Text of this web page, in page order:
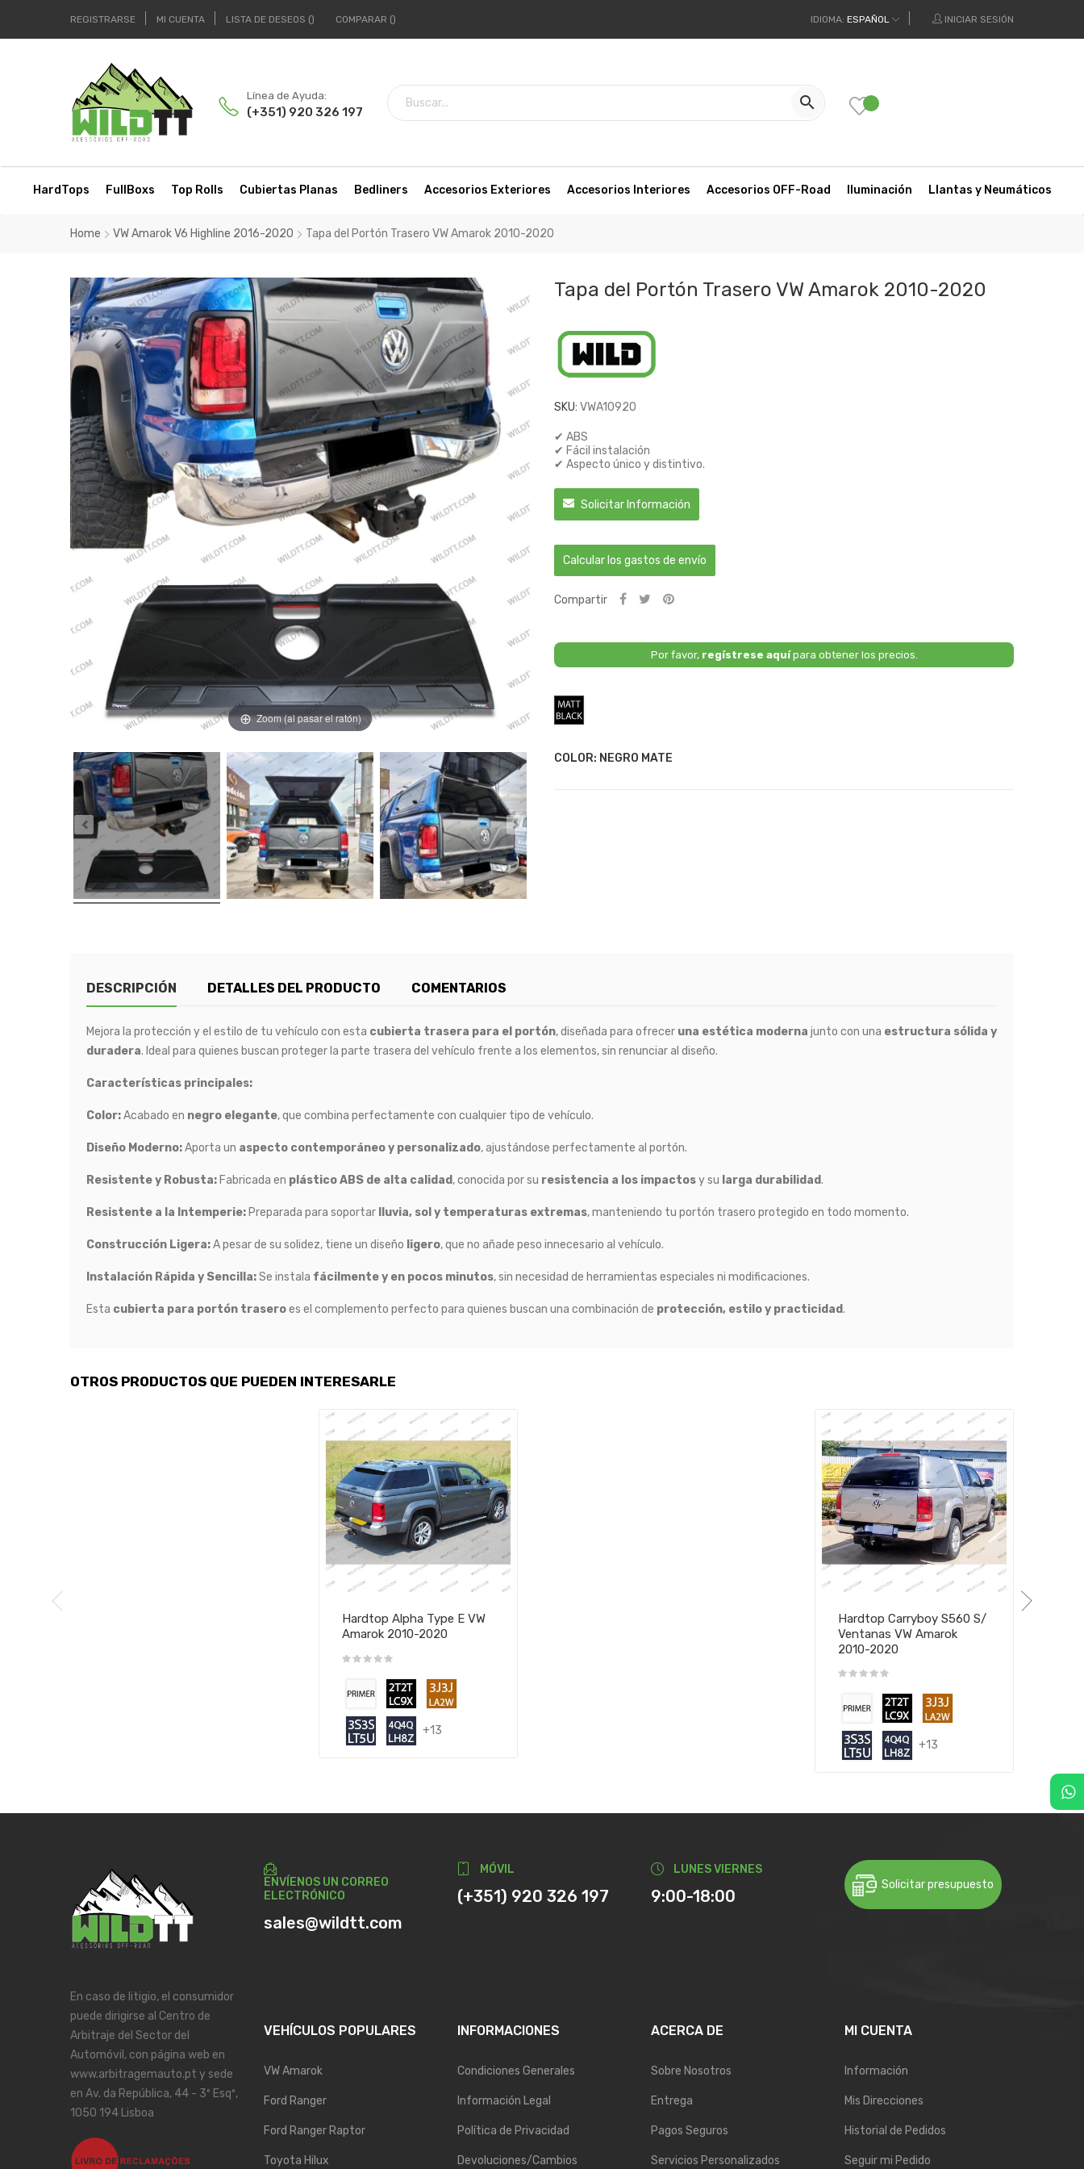
REGISTRARSE MI CUENTA LISTA DE DESEOS COMPARAR IDIOMA: ESPAÑOL INICIAR SESIÓN
Línea de Ayuda:
(+351) 920 326 197

HardTops FullBoxs Top Rolls Cubiertas Planas Bedliners Accesorios Exteriores Accesorios Interiores Accesorios OFF-Road Iluminación Llantas y Neumáticos
Home VW Amarok V6 Highline 2016-2020 Tapa del Portón Trasero VW Amarok 2010-2020
Zoom (al pasar el ratón)
Tapa del Portón Trasero VW Amarok 2010-2020
SKU: VWA10920
✔ ABS
✔ Fácil instalación
✔ Aspecto único y distintivo.
Solicitar Información
Calcular los gastos de envío
Compartir
Por favor, regístrese aquípara obtener los precios.
COLOR: NEGRO MATE
DESCRIPCIÓN DETALLES DEL PRODUCTO COMENTARIOS
Mejora la protección y el estilo de tu vehículo con esta cubierta trasera para el portón, diseñada para ofrecer una estética moderna junto con una estructura sólida y
duradera. Ideal para quienes buscan proteger la parte trasera del vehículo frente a los elementos, sin renunciar al diseño.
Características principales:
Color:Acabado en negro elegante, que combina perfectamente con cualquier tipo de vehículo.
Diseño Moderno:Aporta un aspecto contemporáneo y personalizado, ajustándose perfectamente al portón.
Resistente y Robusta: Fabricada en plástico ABS de alta calidad , conocida por su resistencia a los impactosy su larga durabilidad.
Resistente a la Intemperie: Preparada para soportar lluvia, sol y temperaturas extremas, manteniendo tu portón trasero protegido en todo momento.
Construcción Ligera:A pesar de su solidez, tiene un diseño ligero, que no añade peso innecesario al vehículo.
Instalación Rápida y Sencilla:Se instala fácilmente y en pocos minutos, sin necesidad de herramientas especiales ni modificaciones.
Esta cubierta para portón traseroes el complemento perfecto para quienes buscan una combinación de protección, estilo y practicidad.
OTROS PRODUCTOS QUE PUEDEN INTERESARLE
Hardtop Alpha Type E VW
Amarok 2010-2020
+13
Hardtop Carryboy S560 S/
Ventanas VW Amarok
2010-2020
+13
ENVÍENOS UN CORREO
ELECTRÓNICO
sales@wildtt.com
MÓVIL
(+351) 920 326 197
LUNES VIERNES
9:00-18:00
Solicitar presupuesto
En caso de litigio, el consumidor
puede dirigirse al Centro de
Arbitraje del Sector del
Automóvil, con página web en
www.arbitragemauto.pt y sede
en Av. da República, 44 - 3º Esqº,
1050 194 Lisboa
VEHÍCULOS POPULARES
VW Amarok
Ford Ranger
Ford Ranger Raptor
Toyota Hilux
INFORMACIONES
Condiciones Generales
Información Legal
Política de Privacidad
Devoluciones/Cambios
ACERCA DE
Sobre Nosotros
Entrega
Pagos Seguros
Servicios Personalizados
MI CUENTA
Información
Mis Direcciones
Historial de Pedidos
Seguir mi Pedido